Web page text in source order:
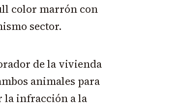
color marrón con
sector.
de la vivienda
animales para
la infracción a la